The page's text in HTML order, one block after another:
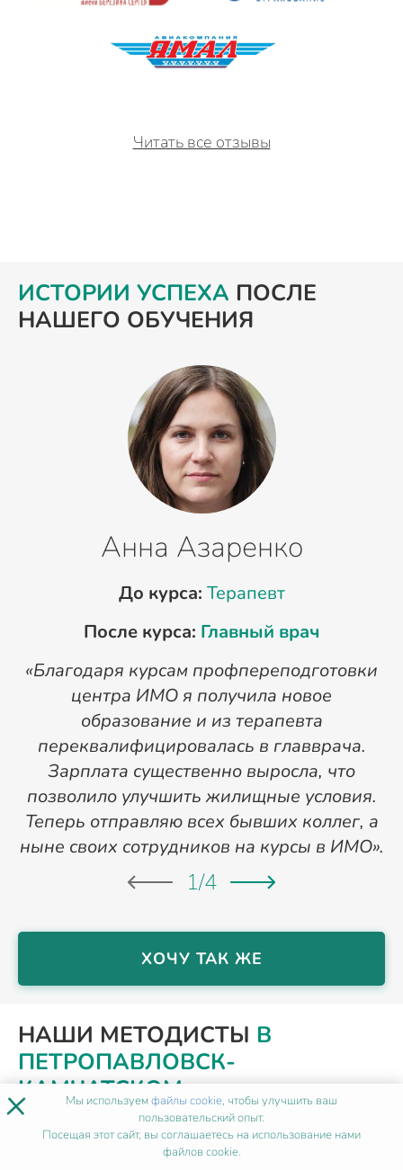
Читать все отзывы
ИСТОРИИ УСПЕХА ПОСЛЕ
НАШЕГО ОБУЧЕНИЯ
Анна Азаренко
До курса: Терапевт
После курса: Главный врач
«Благодаря курсам профпереподготовки
центра ИМО я получила новое
образование и из терапевта
переквалифицировалась в главврача.
Зарплата существенно выросла, что
позволило улучшить жилищные условия.
Теперь отправляю всех бывших коллег, а
ныне своих сотрудников на курсы в ИМО».
1/4
ХОЧУ ТАК ЖЕ
НАШИ МЕТОДИСТЫ В
ПЕТРОПАВЛОВСК-
КАМЧАТСКОМ
× Мы используемфайлы cookie, чтобы улучшить ваш
пользовательский опыт.
Посещая этот сайт, вы соглашаетесь на использование нами
файлов cookie.